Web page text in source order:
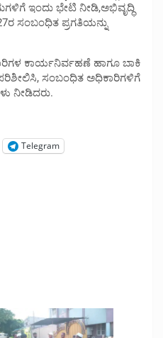
ಇಂದು ಭೇಟಿ ನೀಡಿ,ಅಭಿವೃದ್ಧಿ
ಸಂಬಂಧಿತ ಪ್ರಗತಿಯನ್ನು
ಕಾರ್ಯನಿರ್ವಹಣೆ ಹಾಗೂ ಬಾಕಿ
ಸಂಬಂಧಿತ ಅಧಿಕಾರಿಗಳಿಗೆ
ನೀಡಿದರು.
Telegram